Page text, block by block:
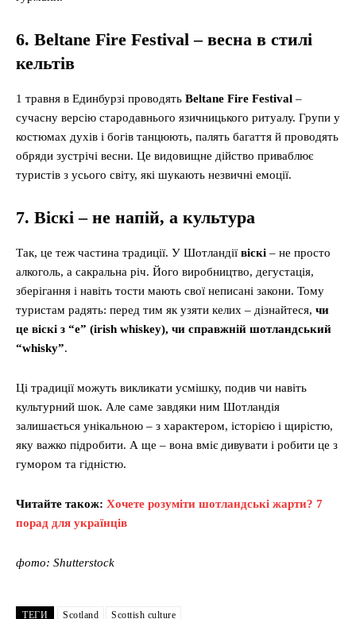
6. Beltane Fire Festival – весна в стилі
кельтів
1 травня в Единбурзі проводять Beltane Fire Festival –
сучасну версію стародавнього язичницького ритуалу. Групи у
костюмах духів і богів танцюють, палять багаття й проводять
обряди зустрічі весни. Це видовищне дійство приваблює
туристів з усього світу, які шукають незвичні емоції.
7. Віскі – не напій, а культура
Так, це теж частина традиції. У Шотландії віскі – не просто
алкоголь, а сакральна річ. Його виробництво, дегустація,
зберігання і навіть тости мають свої неписані закони. Тому
туристам радять: перед тим як узяти келих – дізнайтеся, чи
це віскі з “e” (irish whiskey), чи справжній шотландський
“whisky”.
Ці традиції можуть викликати усмішку, подив чи навіть
культурний шок. Але саме завдяки ним Шотландія
залишається унікальною – з характером, історією і щирістю,
яку важко підробити. А ще – вона вміє дивувати і робити це з
гумором та гідністю.
Читайте також: Хочете розуміти шотландські жарти? 7
порад для українців
фото: Shutterstock
ТЕГИ Scotland Scottish culture